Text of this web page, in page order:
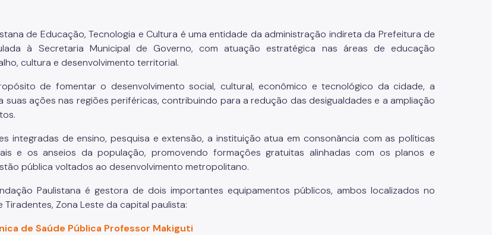
de Educação, Tecnologia e Cultura é uma entidade da administração indireta da Prefeitura de
à Secretaria Municipal de Governo, com atuação estratégica nas áreas de educação
cultura e desenvolvimento territorial.
de fomentar o desenvolvimento social, cultural, econômico e tecnológico da cidade, a
suas ações nas regiões periféricas, contribuindo para a redução das desigualdades e a ampliação
integradas de ensino, pesquisa e extensão, a instituição atua em consonância com as políticas
e os anseios da população, promovendo formações gratuitas alinhadas com os planos e
pública voltados ao desenvolvimento metropolitano.
Paulistana é gestora de dois importantes equipamentos públicos, ambos localizados no
Zona Leste da capital paulista:
de Saúde Pública Professor Makiguti